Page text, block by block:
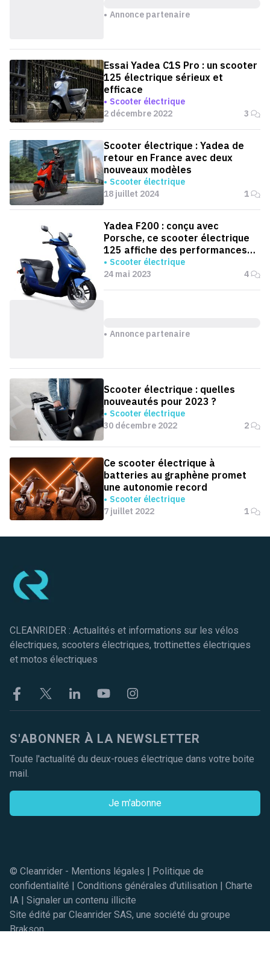
Annonce partenaire
Essai Yadea C1S Pro : un scooter
125 électrique sérieux et
efficace
Scooter électrique
2 décembre 2022
3
Scooter électrique : Yadea de
retour en France avec deux
nouveaux modèles
Scooter électrique
18 juillet 2024
1
Yadea F200 : conçu avec
Porsche, ce scooter électrique
125 affiche des performances
dignes d'une moto 300
Scooter électrique
24 mai 2023
4
Annonce partenaire
Scooter électrique : quelles
nouveautés pour 2023 ?
Scooter électrique
30 décembre 2022
2
Ce scooter électrique à
batteries au graphène promet
une autonomie record
Scooter électrique
7 juillet 2022
1
CLEANRIDER : Actualités et informations sur les vélos
électriques, scooters électriques, trottinettes électriques
et motos électriques
FacebookTwitter LinkekinYoutubeInstagram
S'ABONNER À LA NEWSLETTER
Toute l'actualité du deux-roues électrique dans votre boite
mail.
Je m'abonne
© Cleanrider - Mentions légales | Politique de
confidentialité | Conditions générales d'utilisation | Charte
IA | Signaler un contenu illicite
Site édité par Cleanrider SAS, une société du groupe
Brakson